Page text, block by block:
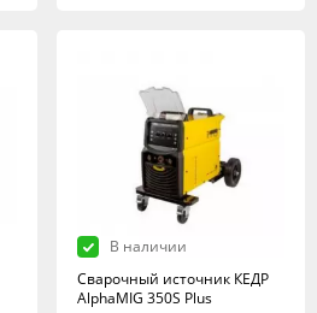
В наличии
Сварочный источник КЕДР
AlphaMIG 350S Plus